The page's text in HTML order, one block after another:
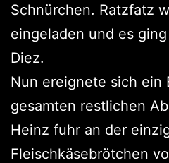
Schnürchen. Ratzfatz
eingeladen und es
Diez.
Nun ereignete sich ein
gesamten restlichen
Heinz fuhr an der
Fleischkäsebrötchen